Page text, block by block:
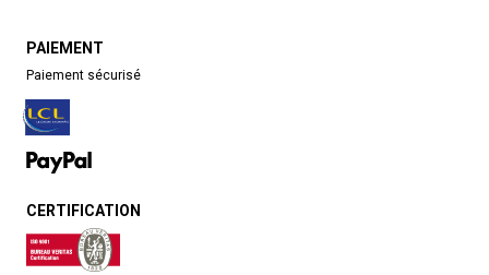
PAIEMENT
Paiement sécurisé
CERTIFICATION